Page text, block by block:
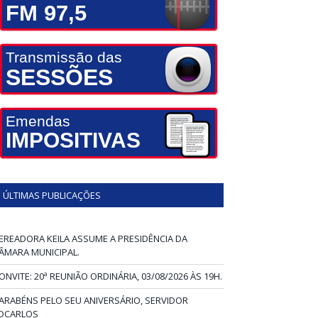
FM 97,5
Transmissão das
SESSÕES
Emendas
IMPOSITIVAS
ÚLTIMAS PUBLICAÇÕES
KEILA ASSUME A PRESIDÊNCIA DA
MUNICIPAL.
20ª REUNIÃO ORDINÁRIA, 03/08/2026 ÀS 19H.
PELO SEU ANIVERSÁRIO, SERVIDOR